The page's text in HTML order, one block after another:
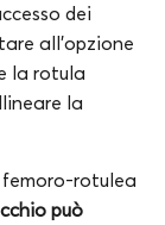
dei
all’opzione
la rotula
la
rotulea
può